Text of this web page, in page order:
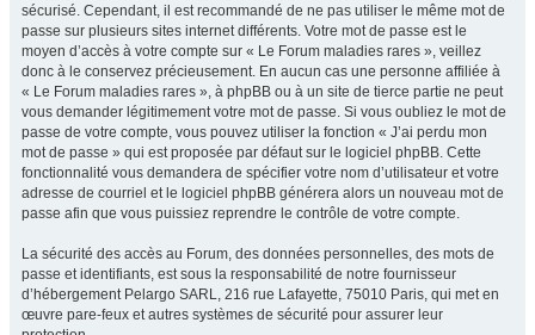
sécurisé. Cependant, il est recommandé de ne pas utiliser le même mot de
passe sur plusieurs sites internet différents. Votre mot de passe est le
moyen d’accès à votre compte sur « Le Forum maladies rares », veillez
donc à le conservez précieusement. En aucun cas une personne affiliée à
« Le Forum maladies rares », à phpBB ou à un site de tierce partie ne peut
vous demander légitimement votre mot de passe. Si vous oubliez le mot de
passe de votre compte, vous pouvez utiliser la fonction « J’ai perdu mon
mot de passe » qui est proposée par défaut sur le logiciel phpBB. Cette
fonctionnalité vous demandera de spécifier votre nom d’utilisateur et votre
adresse de courriel et le logiciel phpBB générera alors un nouveau mot de
passe afin que vous puissiez reprendre le contrôle de votre compte.
La sécurité des accès au Forum, des données personnelles, des mots de
passe et identifiants, est sous la responsabilité de notre fournisseur
d’hébergement Pelargo SARL, 216 rue Lafayette, 75010 Paris, qui met en
œuvre pare-feux et autres systèmes de sécurité pour assurer leur